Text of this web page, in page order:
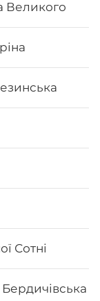
Великого
Сотні
в Чернігові:
та смаковими
має
робить страву
необхідні